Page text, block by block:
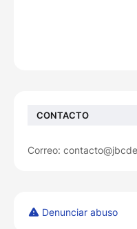
CONTACTO
Correo:
Denunciar abuso